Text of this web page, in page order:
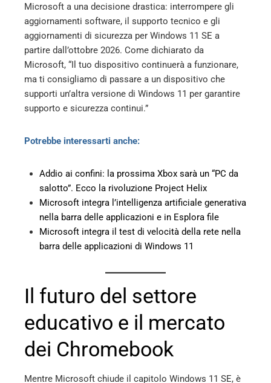
Microsoft a una decisione drastica: interrompere gli
aggiornamenti software, il supporto tecnico e gli
aggiornamenti di sicurezza per Windows 11 SE a
partire dall’ottobre 2026. Come dichiarato da
Microsoft, “Il tuo dispositivo continuerà a funzionare,
ma ti consigliamo di passare a un dispositivo che
supporti un’altra versione di Windows 11 per garantire
supporto e sicurezza continui.”
Potrebbe interessarti anche:
Addio ai confini: la prossima Xbox sarà un “PC da
salotto”. Ecco la rivoluzione Project Helix
Microsoft integra l’intelligenza artificiale generativa
nella barra delle applicazioni e in Esplora file
Microsoft integra il test di velocità della rete nella
barra delle applicazioni di Windows 11
Il futuro del settore
educativo e il mercato
dei Chromebook
Mentre Microsoft chiude il capitolo Windows 11 SE, è